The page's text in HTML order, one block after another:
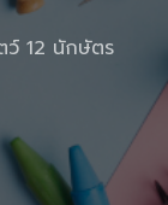
ว์ 12 นักษัตร